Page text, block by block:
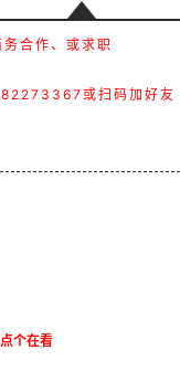
合作、或求职
或扫码加好友
个在看